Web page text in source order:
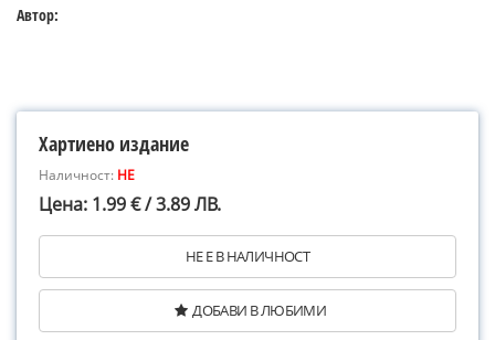
Автор:
Хартиено издание
Наличност: НЕ
Цена: 1.99 € / 3.89 ЛВ.
НЕ Е В НАЛИЧНОСТ
ДОБАВИ В ЛЮБИМИ